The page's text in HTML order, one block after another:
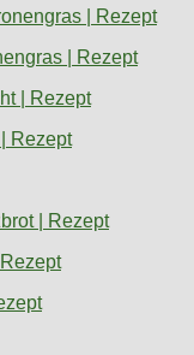
| Rezept
Rezept
| Rezept